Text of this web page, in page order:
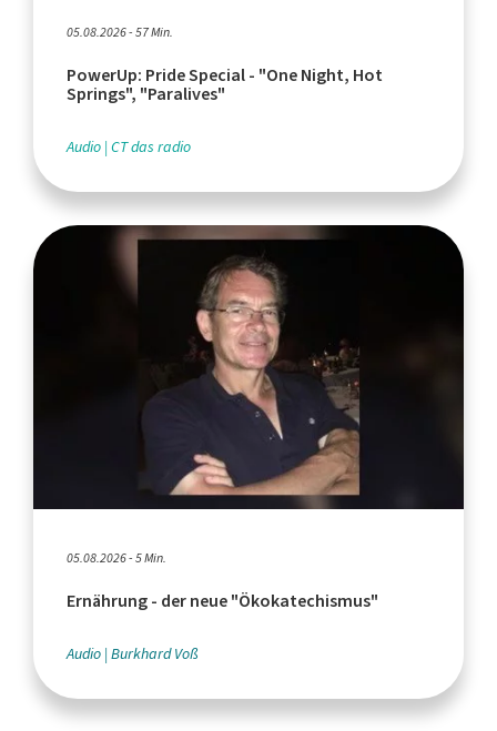
05.08.2026 - 57 Min.
PowerUp: Pride Special - "One Night, Hot
Springs", "Paralives"
Audio CT das radio
05.08.2026 - 5 Min.
Ernährung - der neue "Ökokatechismus"
Audio Burkhard Voß